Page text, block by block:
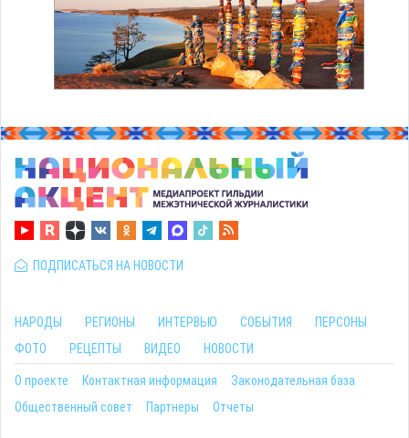
ПОДПИСАТЬСЯ НА НОВОСТИ
НАРОДЫ РЕГИОНЫ ИНТЕРВЬЮ СОБЫТИЯ
ПЕРСОНЫ
ФОТО
РЕЦЕПТЫ ВИДЕО НОВОСТИ
О проекте Контактная информация
Законодательная база
Общественный совет
Партнеры Отчеты